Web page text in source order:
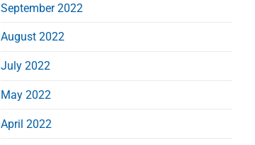
September 2022
August 2022
July 2022
May 2022
April 2022